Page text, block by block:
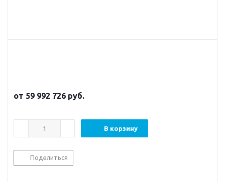
от 59 992 726 руб.
В корзину
Поделиться